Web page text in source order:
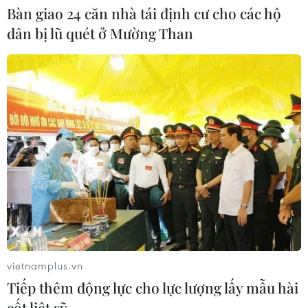
05/08/2026 01:18
Điều gì chờ đợi đồng yen sau cái bắt
tay giữa Mỹ-Nhật?
04/08/2026 14:11
Sửa Luật Trưng mua, trưng dụng tài
sản giải quyết vướng mắc trên thực
tiễn
04/08/2026 13:10
Đề xuất 5 nhóm chính sách sửa đổi
Luật Trưng mua, trưng dụng tài sản
04/08/2026 11:56
Bàn giao 24 căn nhà tái định cư cho các hộ
dân bị lũ quét ở Mường Than
vietnamplus.vn
Tiếp thêm động lực cho lực lượng lấy mẫu hài